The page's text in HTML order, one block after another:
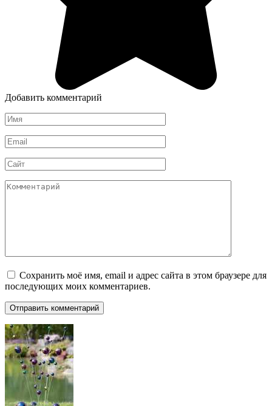
Добавить комментарий
Имя
*
Email
*
Сайт
Комментарий
Сохранить моё имя, email и адрес сайта в этом браузере для
последующих моих комментариев.